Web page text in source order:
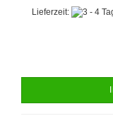
Lieferzeit: